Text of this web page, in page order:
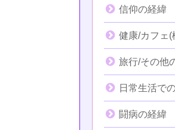
信仰の経緯
健康/カフェ
旅行/その他
日常生活で
闘病の経緯